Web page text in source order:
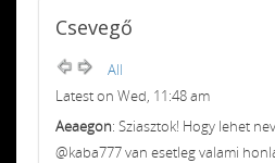
Csevegő
All
Latest on Wed, 11:48 am
Aeaegon: Sziasztok! Hogy lehet
@kaba777 van esetleg valami